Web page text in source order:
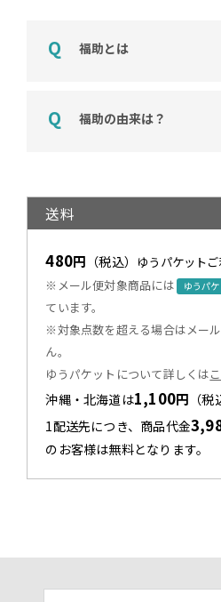
福助とは
福助の由来は？
送料
480円 （税込） ゆうパケットご
※メール便対象商品には ゆうパ
ています。
※対象点数を超える場合はメー
ん。
ゆうパケットについて詳しくは
沖縄・北海道は1,100円 （税
1配送先につき、商品代金
のお客様は無料となります。